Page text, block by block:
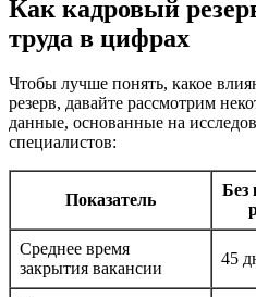
Как кадровый
труда в цифрах
Чтобы лучше понять, какое
резерв, давайте рассмотрим
данные, основанные на
специалистов:
Показатель
Без
Среднее время
закрытия вакансии
45